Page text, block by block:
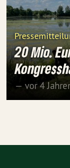
20 Mio.
— vor 4